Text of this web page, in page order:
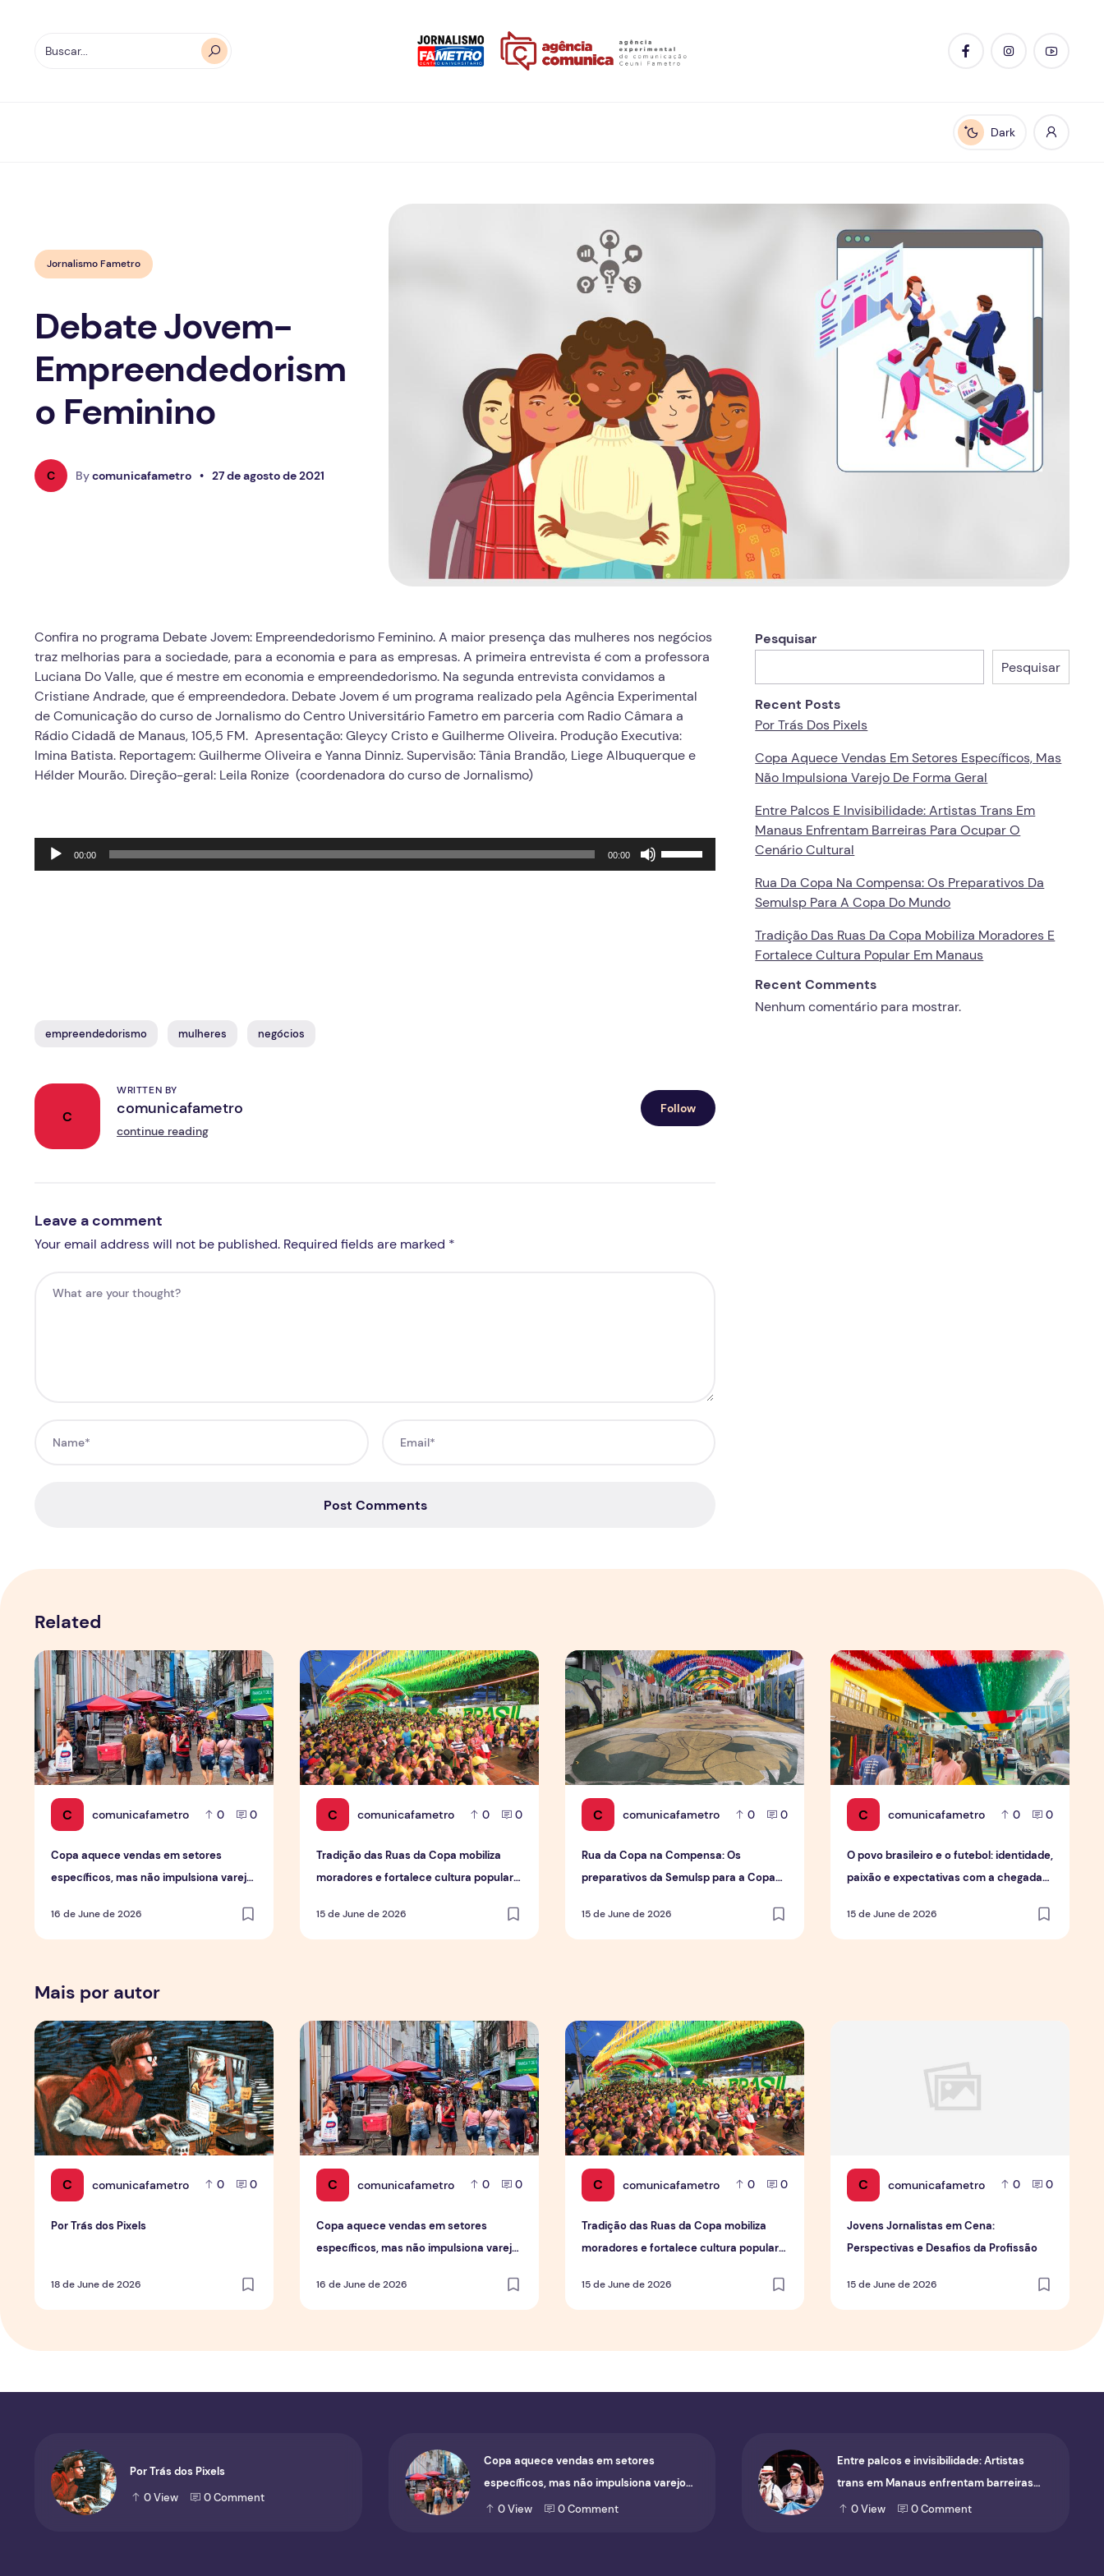
Enable dark mode
Dark
Jornalismo Fametro
Debate Jovem-
Empreendedorism
o Feminino
C Bycomunicafametro • 27 de agosto de 2021
Confira no programa Debate Jovem: Empreendedorismo Feminino. A maior presença das mulheres nos negócios
traz melhorias para a sociedade, para a economia e para as empresas. A primeira entrevista é com a professora
Luciana Do Valle, que é mestre em economia e empreendedorismo. Na segunda entrevista convidamos a
Cristiane Andrade, que é empreendedora. Debate Jovem é um programa realizado pela Agência Experimental
de Comunicação do curso de Jornalismo do Centro Universitário Fametro em parceria com Radio Câmara a
Rádio Cidadã de Manaus, 105,5 FM. Apresentação: Gleycy Cristo e Guilherme Oliveira. Produção Executiva:
Imina Batista. Reportagem: Guilherme Oliveira e Yanna Dinniz. Supervisão: Tânia Brandão, Liege Albuquerque e
Hélder Mourão. Direção-geral: Leila Ronize (coordenadora do curso de Jornalismo)
Tocador
de
00:00 00:00
volume.
empreendedorismo mulheres negócios
C
WRITTEN BY
comunicafametro
continue reading
Follow
Leave a comment
Your email address will not be published. Required fields are marked *
Post Comments
Pesquisar
Pesquisar
Recent Posts
Por Trás Dos Pixels
Copa Aquece Vendas Em Setores Específicos, Mas
Não Impulsiona Varejo De Forma Geral
Entre Palcos E Invisibilidade: Artistas Trans Em
Manaus Enfrentam Barreiras Para Ocupar O
Cenário Cultural
Rua Da Copa Na Compensa: Os Preparativos Da
Semulsp Para A Copa Do Mundo
Tradição Das Ruas Da Copa Mobiliza Moradores E
Fortalece Cultura Popular Em Manaus
Recent Comments
Nenhum comentário para mostrar.
Related
C comunicafametro 0 0
Copa aquece vendas em setores
específicos, mas não impulsiona varejo
16 de June de 2026
Copa aquece vendas em setores específicos, mas não impulsiona varejo de forma geral
C comunicafametro 0 0
Tradição das Ruas da Copa mobiliza
moradores e fortalece cultura popular
15 de June de 2026
Tradição das Ruas da Copa mobiliza moradores e fortalece cultura popular em Manaus
C comunicafametro 0 0
Rua da Copa na Compensa: Os
preparativos da Semulsp para a Copa
15 de June de 2026
Rua da Copa na Compensa: Os preparativos da Semulsp para a Copa do Mundo
C comunicafametro 0 0
O povo brasileiro e o futebol: identidade,
paixão e expectativas com a chegada
15 de June de 2026
O povo brasileiro e o futebol: identidade,
Mais por autor
C comunicafametro 0 0
Por Trás dos Pixels
18 de June de 2026
Por Trás dos Pixels
C comunicafametro 0 0
Copa aquece vendas em setores
específicos, mas não impulsiona varejo
16 de June de 2026
Copa aquece vendas em setores específicos, mas não impulsiona varejo de forma geral
C comunicafametro 0 0
Tradição das Ruas da Copa mobiliza
moradores e fortalece cultura popular
15 de June de 2026
Tradição das Ruas da Copa mobiliza moradores e fortalece cultura popular em Manaus
C comunicafametro 0 0
Jovens Jornalistas em Cena:
Perspectivas e Desafios da Profissão
15 de June de 2026
Por Trás dos Pixels
0View 0Comment
Copa aquece vendas em setores
específicos, mas não impulsiona varejo
de forma geral
0View 0Comment
Entre palcos e invisibilidade: Artistas
trans em Manaus enfrentam barreiras
para ocupar o cenário cultural
0View 0Comment